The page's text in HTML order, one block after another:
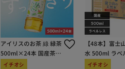
アイリスのお茶 綠 緑茶
500ml×24本 国産茶葉
100％使用
イチオシ
【48本】富士
水 500ml ラベ
イチオシ